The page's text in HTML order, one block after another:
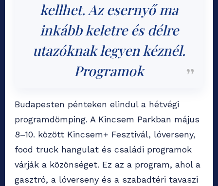
kellhet. Az esernyő ma
inkább keletre és délre
utazóknak legyen kéznél.
Programok
Budapesten pénteken elindul a hétvégi
programdömping. A Kincsem Parkban május
8–10. között Kincsem+ Fesztivál, lóverseny,
food truck hangulat és családi programok
várják a közönséget. Ez az a program, ahol a
gasztró, a lóverseny és a szabadtéri tavaszi